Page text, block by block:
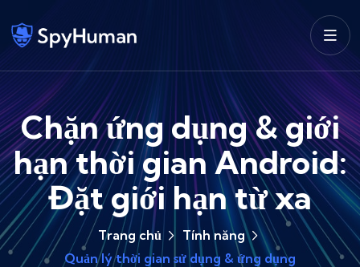
Chặn ứng dụng & giới
hạn thời gian Android:
Đặt giới hạn từ xa
Trang chủ
Tính năng
Quản lý thời gian sử dụng & ứng dụng